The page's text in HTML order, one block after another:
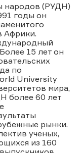
народов (РУДН)
годы он
Африки.
15 лет он
по
University
мира,
более 60 лет
рынки.
ученых,
из 160